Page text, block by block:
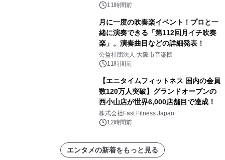
11時間前
月に一度の吹奏楽イベント！プロと一
緒に演奏できる「第112回月イチ吹奏
楽」。演奏曲目などの詳細発表！
公益社団法人 大阪市音楽団
11時間前
【エニタイムフィットネス 国内の会員
数120万人突破】グランドオープンの
西小山店が世界6,000店舗目で達成！
株式会社Fast Fitness Japan
12時間前
エンタメの新着をもっと見る